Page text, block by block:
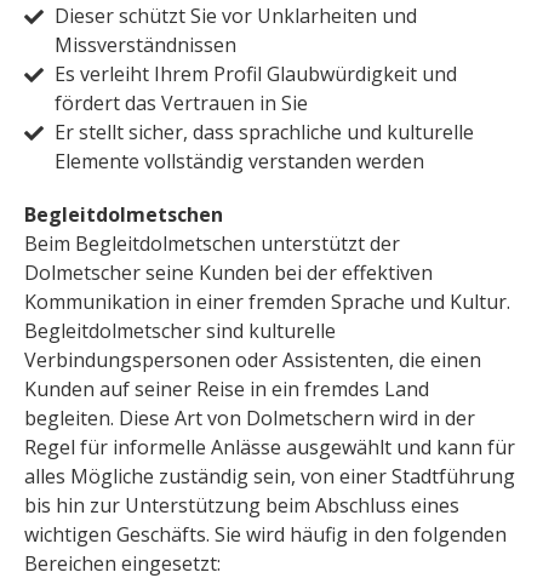
Dieser schützt Sie vor Unklarheiten und
Missverständnissen
Es verleiht Ihrem Profil Glaubwürdigkeit und
fördert das Vertrauen in Sie
Er stellt sicher, dass sprachliche und kulturelle
Elemente vollständig verstanden werden
Begleitdolmetschen
Beim Begleitdolmetschen unterstützt der
Dolmetscher seine Kunden bei der effektiven
Kommunikation in einer fremden Sprache und Kultur.
Begleitdolmetscher sind kulturelle
Verbindungspersonen oder Assistenten, die einen
Kunden auf seiner Reise in ein fremdes Land
begleiten. Diese Art von Dolmetschern wird in der
Regel für informelle Anlässe ausgewählt und kann für
alles Mögliche zuständig sein, von einer Stadtführung
bis hin zur Unterstützung beim Abschluss eines
wichtigen Geschäfts. Sie wird häufig in den folgenden
Bereichen eingesetzt: